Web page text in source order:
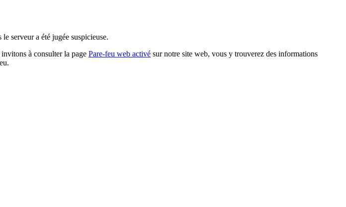
serveur a été jugée suspicieuse.
à consulter la page Pare-feu web activé sur notre site web, vous y trouverez des informations